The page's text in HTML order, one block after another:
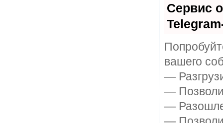
Сервис
вашего
—
—
—